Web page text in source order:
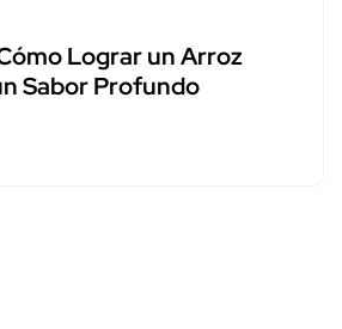
Lograr un Arroz
Sabor Profundo